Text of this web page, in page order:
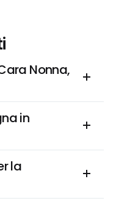
Nonna,
in
la